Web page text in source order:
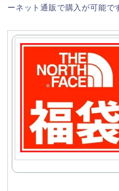
ーネット通販で購入が可能で